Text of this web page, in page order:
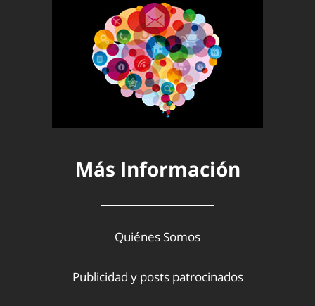
Más Información
Quiénes Somos
Publicidad y posts patrocinados